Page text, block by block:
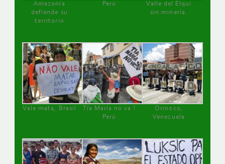
Amazonía
defiende su
territorio
Perú
Valle del Elqui
sin minería.
Vale mata, Brasil
Tía María no va !
Perú
Orinoco,
Venezuela